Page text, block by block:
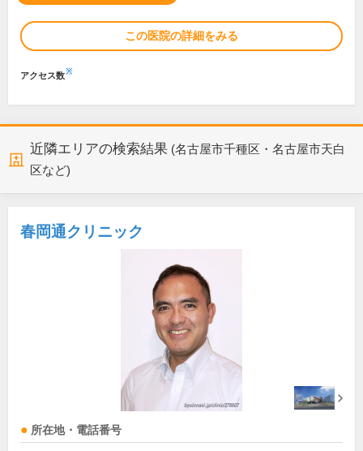
この医院の詳細をみる
アクセス数※
近隣エリアの検索結果 (名古屋市千種区・名古屋市天白
区など)
春岡通クリニック
所在地・電話番号